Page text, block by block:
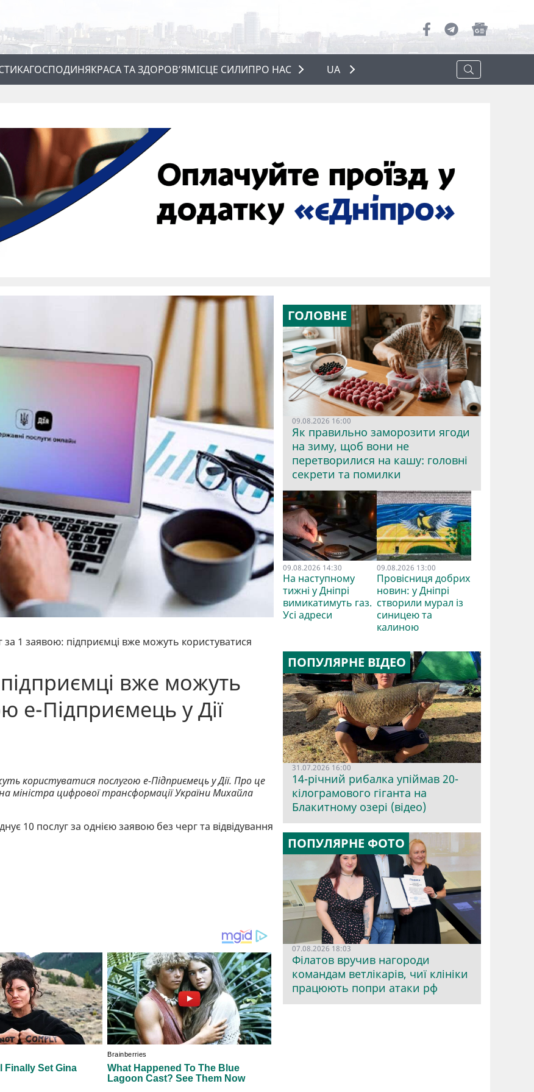
ГОСПОДИНЯКРАСА ТА ЗДОРОВ’ЯМІСЦЕ СИЛИПРО НАС
ПРО НАС
UA
за 1 заявою: підприємці вже можуть користуватися
вже можуть
е-Підприємець у Дії
користуватися послугою е-Підприємець у Дії. Про це
міністра цифрової трансформації України Михайла
10 послуг за однією заявою без черг та відвідування
ГОЛОВНЕ
09.08.2026 16:00
Як правильно заморозити ягоди
на зиму, щоб вони не
перетворилися на кашу: головні
секрети та помилки
09.08.2026 14:30
На наступному
тижні у Дніпрі
вимикатимуть газ.
Усі адреси
09.08.2026 13:00
Провісниця добрих
новин: у Дніпрі
створили мурал із
синицею та
калиною
ПОПУЛЯРНЕ ВІДЕО
31.07.2026 16:00
14-річний рибалка упіймав 20-
кілограмового гіганта на
Блакитному озері (відео)
ПОПУЛЯРНЕ ФОТО
07.08.2026 18:03
Філатов вручив нагороди
командам ветлікарів, чиї клініки
працюють попри атаки рф